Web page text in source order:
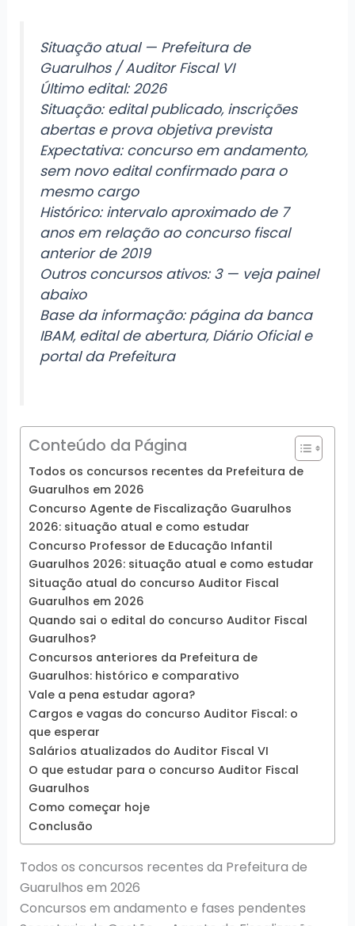
Situação atual — Prefeitura de
Guarulhos / Auditor Fiscal VI
Último edital: 2026
Situação: edital publicado, inscrições
abertas e prova objetiva prevista
Expectativa: concurso em andamento,
sem novo edital confirmado para o
mesmo cargo
Histórico: intervalo aproximado de 7
anos em relação ao concurso fiscal
anterior de 2019
Outros concursos ativos: 3 — veja painel
abaixo
Base da informação: página da banca
IBAM, edital de abertura, Diário Oficial e
portal da Prefeitura
Conteúdo da Página
Todos os concursos recentes da Prefeitura de
Guarulhos em 2026
Concurso Agente de Fiscalização Guarulhos
2026: situação atual e como estudar
Concurso Professor de Educação Infantil
Guarulhos 2026: situação atual e como estudar
Situação atual do concurso Auditor Fiscal
Guarulhos em 2026
Quando sai o edital do concurso Auditor Fiscal
Guarulhos?
Concursos anteriores da Prefeitura de
Guarulhos: histórico e comparativo
Vale a pena estudar agora?
Cargos e vagas do concurso Auditor Fiscal: o
que esperar
Salários atualizados do Auditor Fiscal VI
O que estudar para o concurso Auditor Fiscal
Guarulhos
Como começar hoje
Conclusão
Todos os concursos recentes da Prefeitura de
Guarulhos em 2026
Concursos em andamento e fases pendentes